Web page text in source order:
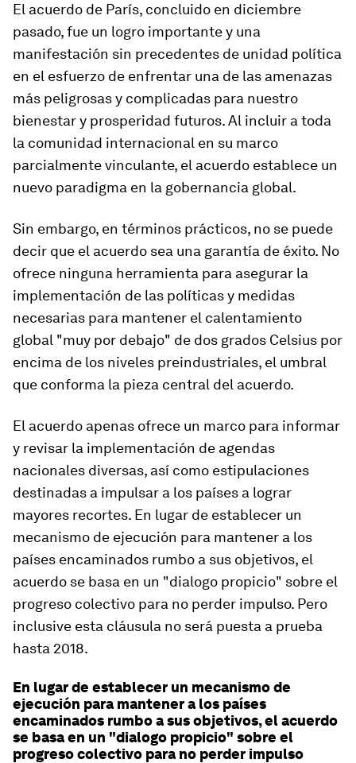
El acuerdo de París, concluido en diciembre
pasado, fue un logro importante y una
manifestación sin precedentes de unidad política
en el esfuerzo de enfrentar una de las amenazas
más peligrosas y complicadas para nuestro
bienestar y prosperidad futuros. Al incluir a toda
la comunidad internacional en su marco
parcialmente vinculante, el acuerdo establece un
nuevo paradigma en la gobernancia global.
Sin embargo, en términos prácticos, no se puede
decir que el acuerdo sea una garantía de éxito. No
ofrece ninguna herramienta para asegurar la
implementación de las políticas y medidas
necesarias para mantener el calentamiento
global "muy por debajo" de dos grados Celsius por
encima de los niveles preindustriales, el umbral
que conforma la pieza central del acuerdo.
El acuerdo apenas ofrece un marco para informar
y revisar la implementación de agendas
nacionales diversas, así como estipulaciones
destinadas a impulsar a los países a lograr
mayores recortes. En lugar de establecer un
mecanismo de ejecución para mantener a los
países encaminados rumbo a sus objetivos, el
acuerdo se basa en un "dialogo propicio" sobre el
progreso colectivo para no perder impulso. Pero
inclusive esta cláusula no será puesta a prueba
hasta 2018.
En lugar de establecer un mecanismo de
ejecución para mantener a los países
encaminados rumbo a sus objetivos, el acuerdo
se basa en un "dialogo propicio" sobre el
progreso colectivo para no perder impulso